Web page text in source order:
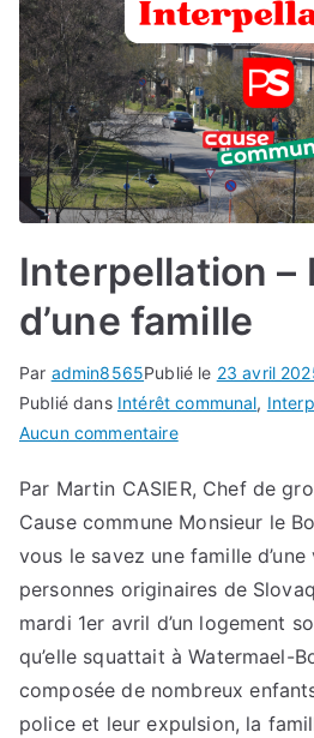
Interpellation –
d’une famille
Par admin8565Publié le 23 avril
Publié dans Intérêt communal,
Aucun commentairesur
–
Expulsion
d’une
famille
Par Martin CASIER, Chef de
Cause commune Monsieur le
vous le savez une famille
personnes originaires de
mardi 1er avril d’un logement
qu’elle squattait à Watermael-
composée de nombreux
police et leur expulsion, la